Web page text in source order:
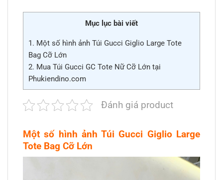
Mục lục bài viết
1. Một số hình ảnh Túi Gucci Giglio Large Tote
Bag Cỡ Lớn
2. Mua Túi Gucci GC Tote Nữ Cỡ Lớn tại
Phukiendino.com
Đánh giá product
Một số hình ảnh Túi Gucci Giglio Large
Tote Bag Cỡ Lớn